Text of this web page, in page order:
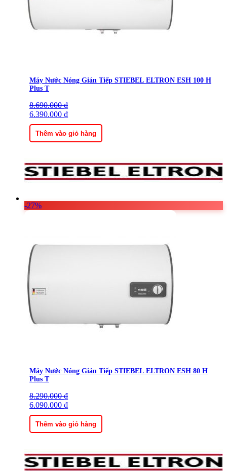
Máy Nước Nóng Gián Tiếp STIEBEL ELTRON ESH 100 H
Plus T
8.690.000₫
Giá
gốc
là:
8.690.000 ₫.
6.390.000 ₫
Giá
hiện
tại
là:
6.390.000 ₫.
Thêm vào giỏ hàng
-27%
Máy Nước Nóng Gián Tiếp STIEBEL ELTRON ESH 80 H
Plus T
8.290.000₫
Giá
gốc
là:
8.290.000 ₫.
6.090.000 ₫
Giá
hiện
tại
là:
6.090.000 ₫.
Thêm vào giỏ hàng